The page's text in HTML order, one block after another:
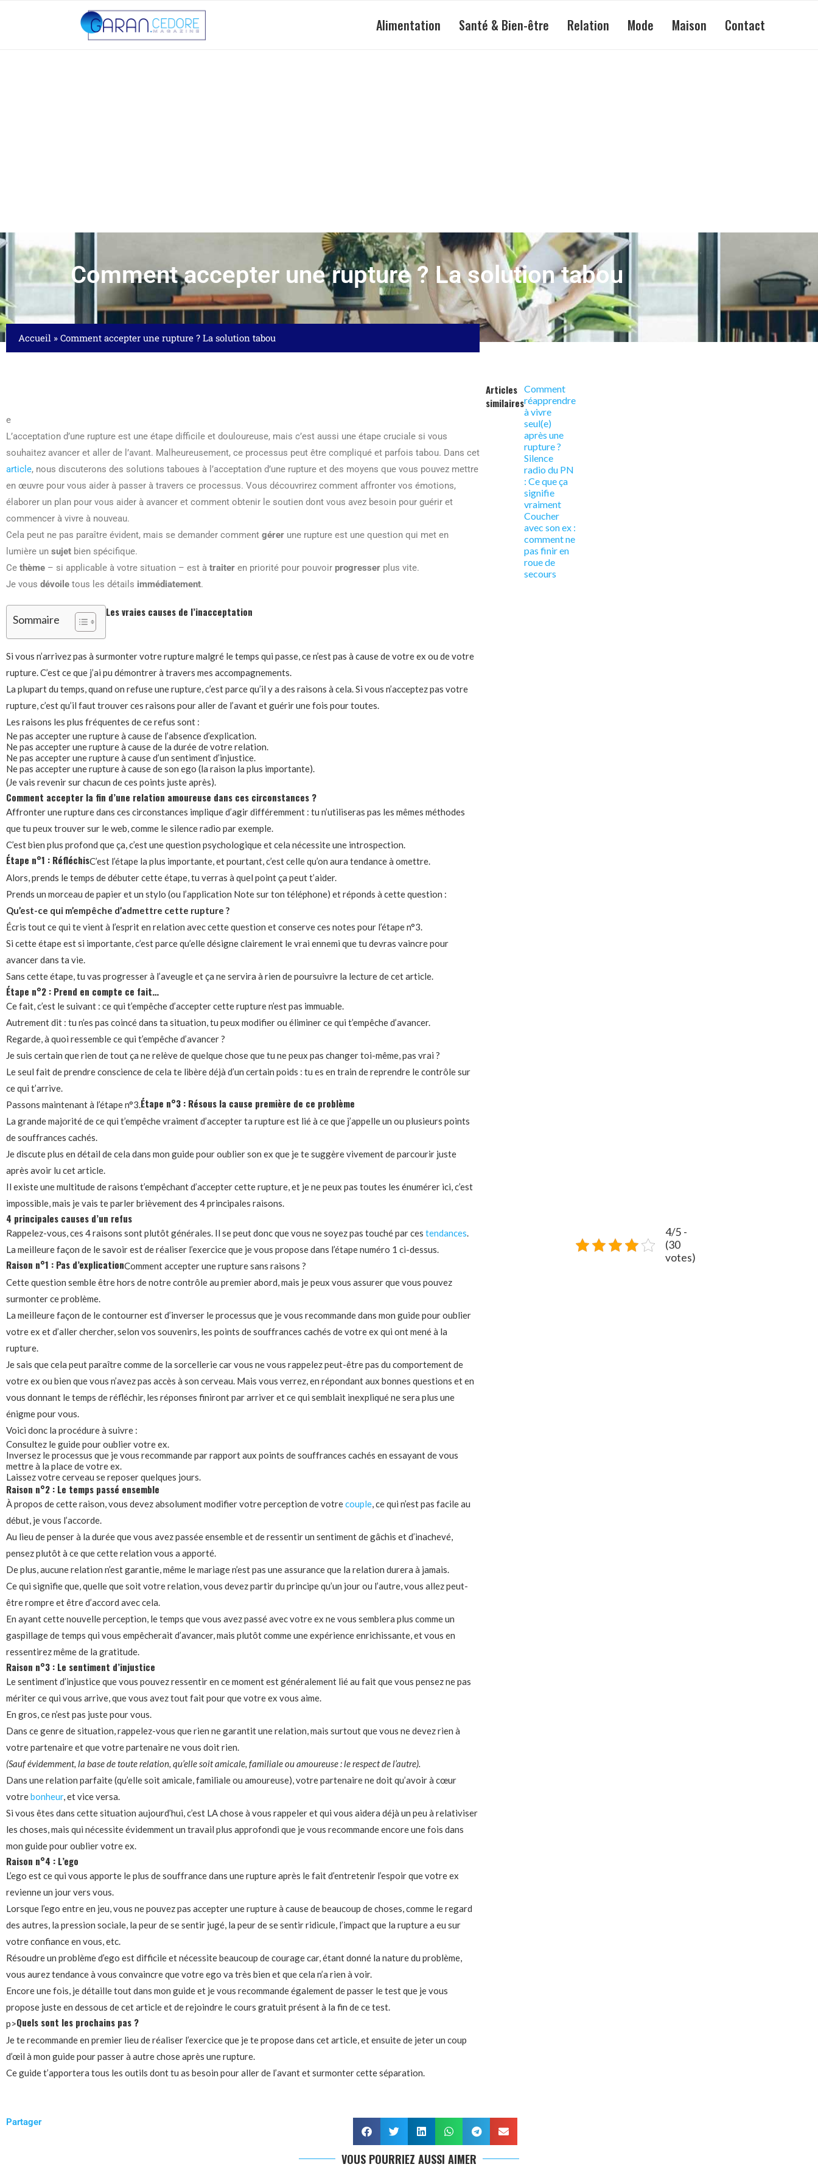
Alimentation Santé & Bien-être Relation Mode Maison Contact
Comment accepter une rupture ? La solution tabou
Accueil » Comment accepter une rupture ? La solution tabou
e
L’acceptation d’une rupture est une étape difficile et douloureuse, mais c’est aussi une étape cruciale si vous
souhaitez avancer et aller de l’avant. Malheureusement, ce processus peut être compliqué et parfois tabou. Dans cet
article, nous discuterons des solutions taboues à l’acceptation d’une rupture et des moyens que vous pouvez mettre
en œuvre pour vous aider à passer à travers ce processus. Vous découvrirez comment affronter vos émotions,
élaborer un plan pour vous aider à avancer et comment obtenir le soutien dont vous avez besoin pour guérir et
commencer à vivre à nouveau.
Cela peut ne pas paraître évident, mais se demander comment gérer une rupture est une question qui met en
lumière un sujet bien spécifique.
Ce thème – si applicable à votre situation – est à traiter en priorité pour pouvoir progresser plus vite.
Je vous dévoile tous les détails immédiatement.
Sommaire
Les vraies causes de l’inacceptation
Si vous n’arrivez pas à surmonter votre rupture malgré le temps qui passe, ce n’est pas à cause de votre ex ou de votre
rupture. C’est ce que j’ai pu démontrer à travers mes accompagnements.
La plupart du temps, quand on refuse une rupture, c’est parce qu’il y a des raisons à cela. Si vous n’acceptez pas votre
rupture, c’est qu’il faut trouver ces raisons pour aller de l’avant et guérir une fois pour toutes.
Les raisons les plus fréquentes de ce refus sont :
Ne pas accepter une rupture à cause de l’absence d’explication.
Ne pas accepter une rupture à cause de la durée de votre relation.
Ne pas accepter une rupture à cause d’un sentiment d’injustice.
Ne pas accepter une rupture à cause de son ego (la raison la plus importante).
(Je vais revenir sur chacun de ces points juste après).
Comment accepter la fin d’une relation amoureuse dans ces circonstances ?
Affronter une rupture dans ces circonstances implique d’agir différemment : tu n’utiliseras pas les mêmes méthodes
que tu peux trouver sur le web, comme le silence radio par exemple.
C’est bien plus profond que ça, c’est une question psychologique et cela nécessite une introspection.
Étape n°1 : RéfléchisC’est l’étape la plus importante, et pourtant, c’est celle qu’on aura tendance à omettre.
Alors, prends le temps de débuter cette étape, tu verras à quel point ça peut t’aider.
Prends un morceau de papier et un stylo (ou l’application Note sur ton téléphone) et réponds à cette question :
Qu’est-ce qui m’empêche d’admettre cette rupture ?
Écris tout ce qui te vient à l’esprit en relation avec cette question et conserve ces notes pour l’étape n°3.
Si cette étape est si importante, c’est parce qu’elle désigne clairement le vrai ennemi que tu devras vaincre pour
avancer dans ta vie.
Sans cette étape, tu vas progresser à l’aveugle et ça ne servira à rien de poursuivre la lecture de cet article.
Étape n°2 : Prend en compte ce fait…
Ce fait, c’est le suivant : ce qui t’empêche d’accepter cette rupture n’est pas immuable.
Autrement dit : tu n’es pas coincé dans ta situation, tu peux modifier ou éliminer ce qui t’empêche d’avancer.
Regarde, à quoi ressemble ce qui t’empêche d’avancer ?
Je suis certain que rien de tout ça ne relève de quelque chose que tu ne peux pas changer toi-même, pas vrai ?
Le seul fait de prendre conscience de cela te libère déjà d’un certain poids : tu es en train de reprendre le contrôle sur
ce qui t’arrive.
Passons maintenant à l’étape n°3.Étape n°3 : Résous la cause première de ce problème
La grande majorité de ce qui t’empêche vraiment d’accepter ta rupture est lié à ce que j’appelle un ou plusieurs points
de souffrances cachés.
Je discute plus en détail de cela dans mon guide pour oublier son ex que je te suggère vivement de parcourir juste
après avoir lu cet article.
Il existe une multitude de raisons t’empêchant d’accepter cette rupture, et je ne peux pas toutes les énumérer ici, c’est
impossible, mais je vais te parler brièvement des 4 principales raisons.
4 principales causes d’un refus
Rappelez-vous, ces 4 raisons sont plutôt générales. Il se peut donc que vous ne soyez pas touché par ces tendances.
La meilleure façon de le savoir est de réaliser l’exercice que je vous propose dans l’étape numéro 1 ci-dessus.
Raison n°1 : Pas d’explicationComment accepter une rupture sans raisons ?
Cette question semble être hors de notre contrôle au premier abord, mais je peux vous assurer que vous pouvez
surmonter ce problème.
La meilleure façon de le contourner est d’inverser le processus que je vous recommande dans mon guide pour oublier
votre ex et d’aller chercher, selon vos souvenirs, les points de souffrances cachés de votre ex qui ont mené à la
rupture.
Je sais que cela peut paraître comme de la sorcellerie car vous ne vous rappelez peut-être pas du comportement de
votre ex ou bien que vous n’avez pas accès à son cerveau. Mais vous verrez, en répondant aux bonnes questions et en
vous donnant le temps de réfléchir, les réponses finiront par arriver et ce qui semblait inexpliqué ne sera plus une
énigme pour vous.
Voici donc la procédure à suivre :
Consultez le guide pour oublier votre ex.
Inversez le processus que je vous recommande par rapport aux points de souffrances cachés en essayant de vous
mettre à la place de votre ex.
Laissez votre cerveau se reposer quelques jours.
Raison n°2 : Le temps passé ensemble
À propos de cette raison, vous devez absolument modifier votre perception de votrecouple, ce qui n’est pas facile au
début, je vous l’accorde.
Au lieu de penser à la durée que vous avez passée ensemble et de ressentir un sentiment de gâchis et d’inachevé,
pensez plutôt à ce que cette relation vous a apporté.
De plus, aucune relation n’est garantie, même le mariage n’est pas une assurance que la relation durera à jamais.
Ce qui signifie que, quelle que soit votre relation, vous devez partir du principe qu’un jour ou l’autre, vous allez peut-
être rompre et être d’accord avec cela.
En ayant cette nouvelle perception, le temps que vous avez passé avec votre ex ne vous semblera plus comme un
gaspillage de temps qui vous empêcherait d’avancer, mais plutôt comme une expérience enrichissante, et vous en
ressentirez même de la gratitude.
Raison n°3 : Le sentiment d’injustice
Le sentiment d’injustice que vous pouvez ressentir en ce moment est généralement lié au fait que vous pensez ne pas
mériter ce qui vous arrive, que vous avez tout fait pour que votre ex vous aime.
En gros, ce n’est pas juste pour vous.
Dans ce genre de situation, rappelez-vous que rien ne garantit une relation, mais surtout que vous ne devez rien à
votre partenaire et que votre partenaire ne vous doit rien.
(Sauf évidemment, la base de toute relation, qu’elle soit amicale, familiale ou amoureuse : le respect de l’autre).
Dans une relation parfaite (qu’elle soit amicale, familiale ou amoureuse), votre partenaire ne doit qu’avoir à cœur
votrebonheur, et vice versa.
Si vous êtes dans cette situation aujourd’hui, c’est LA chose à vous rappeler et qui vous aidera déjà un peu à relativiser
les choses, mais qui nécessite évidemment un travail plus approfondi que je vous recommande encore une fois dans
mon guide pour oublier votre ex.
Raison n°4 : L’ego
L’ego est ce qui vous apporte le plus de souffrance dans une rupture après le fait d’entretenir l’espoir que votre ex
revienne un jour vers vous.
Lorsque l’ego entre en jeu, vous ne pouvez pas accepter une rupture à cause de beaucoup de choses, comme le regard
des autres, la pression sociale, la peur de se sentir jugé, la peur de se sentir ridicule, l’impact que la rupture a eu sur
votre confiance en vous, etc.
Résoudre un problème d’ego est difficile et nécessite beaucoup de courage car, étant donné la nature du problème,
vous aurez tendance à vous convaincre que votre ego va très bien et que cela n’a rien à voir.
Encore une fois, je détaille tout dans mon guide et je vous recommande également de passer le test que je vous
propose juste en dessous de cet article et de rejoindre le cours gratuit présent à la fin de ce test.
p>Quels sont les prochains pas ?
Je te recommande en premier lieu de réaliser l’exercice que je te propose dans cet article, et ensuite de jeter un coup
d’œil à mon guide pour passer à autre chose après une rupture.
Ce guide t’apportera tous les outils dont tu as besoin pour aller de l’avant et surmonter cette séparation.
Articles
similaires
Comment
réapprendre
à vivre
seul(e)
après une
rupture ?
Silence
radio du PN
: Ce que ça
signifie
vraiment
Coucher
avec son ex :
comment ne
pas finir en
roue de
secours
4/5 -
(30
votes)
Partager
VOUS POURRIEZ AUSSI AIMER